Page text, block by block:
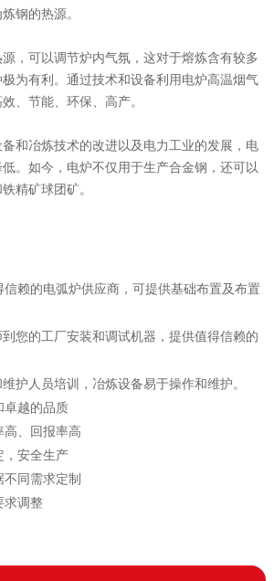
钢的热源。
，可以调节炉内气氛，这对于熔炼含有较多
为有利。通过技术和设备利用电炉高温烟气
、节能、环保、高产。
和冶炼技术的改进以及电力工业的发展，电
。如今，电炉不仅用于生产合金钢，还可以
精矿球团矿。
信赖的电弧炉供应商， 可提供基础布置及布置
您的工厂安装和调试机器，提供值得信赖的
护人员培训，冶炼设备易于操作和维护。
卓越的品质
高、回报率高
，安全生产
同需求定制
求调整